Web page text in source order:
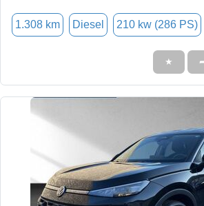
1.308 km Diesel 210 kw (286 PS)
★